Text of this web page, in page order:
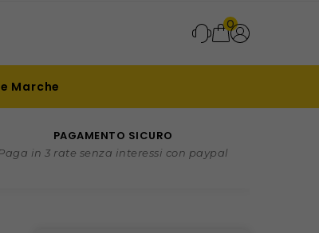
0
Marche
PAGAMENTO SICURO
in 3 rate senza interessi con paypal